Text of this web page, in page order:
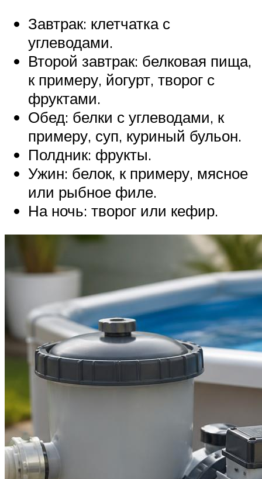
Завтрак: клетчатка с
углеводами.
Второй завтрак: белковая пища,
к примеру, йогурт, творог с
фруктами.
Обед: белки с углеводами, к
примеру, суп, куриный бульон.
Полдник: фрукты.
Ужин: белок, к примеру, мясное
или рыбное филе.
На ночь: творог или кефир.